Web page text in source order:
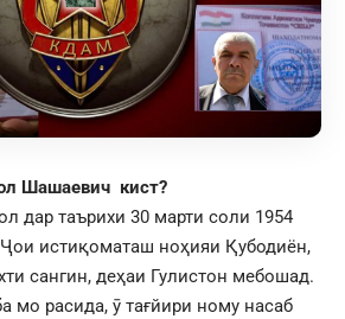
Шашаевич кист?
дар таърихи 30 марти соли 1954
истиқоматаш ноҳияи Қубодиён,
сангин, деҳаи Гулистон мебошад.
мо расида, ӯ тағйири ному насаб